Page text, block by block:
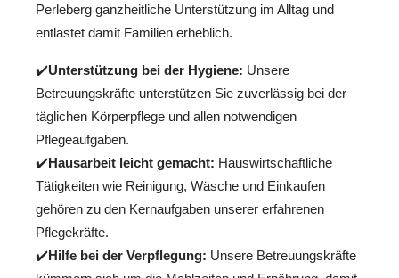
Perleberg ganzheitliche Unterstützung im Alltag und
entlastet damit Familien erheblich.
✔️Unterstützung bei der Hygiene: Unsere
Betreuungskräfte unterstützen Sie zuverlässig bei der
täglichen Körperpflege und allen notwendigen
Pflegeaufgaben.
✔️Hausarbeit leicht gemacht: Hauswirtschaftliche
Tätigkeiten wie Reinigung, Wäsche und Einkaufen
gehören zu den Kernaufgaben unserer erfahrenen
Pflegekräfte.
✔️Hilfe bei der Verpflegung: Unsere Betreuungskräfte